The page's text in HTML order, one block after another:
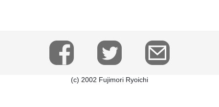
(c) 2002 Fujimori Ryoichi